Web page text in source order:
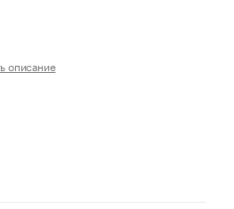
описание